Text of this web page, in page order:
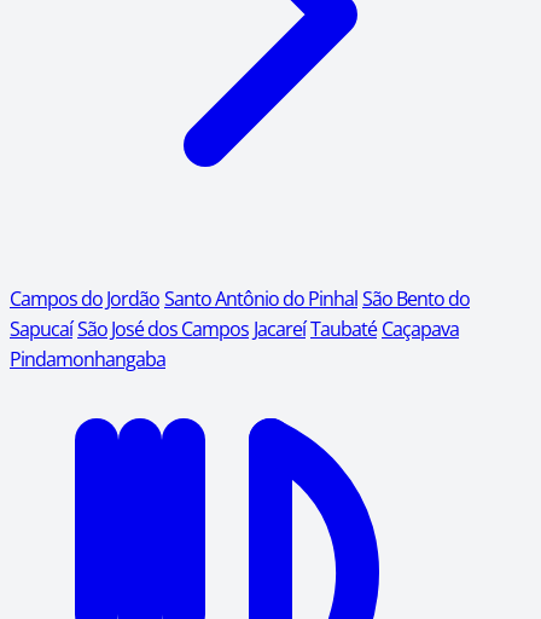
Campos do JordãoSanto Antônio do PinhalSão Bento do
SapucaíSão José dos Campos JacareíTaubaté Caçapava
Pindamonhangaba